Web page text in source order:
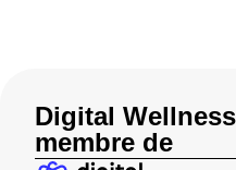
Digital
membre de